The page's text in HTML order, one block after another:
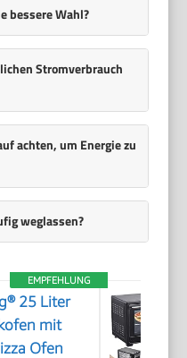
bessere Wahl?
Stromverbrauch
achten, um Energie zu
weglassen?
EMPFEHLUNG
25 Liter
mit
Ofen